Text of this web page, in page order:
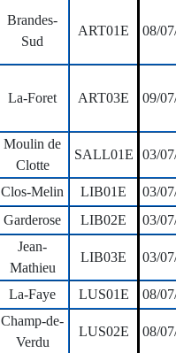
Brandes-
Sud
ART01E 08/
La-Foret ART03E 09/
Moulin de
Clotte
SALL01E 03/
Clos-Melin LIB01E
03/
Garderose LIB02E 03/
Jean-
Mathieu
LIB03E 03/
La-Faye LUS01E 08/
Champ-de-
Verdu
LUS02E 08/